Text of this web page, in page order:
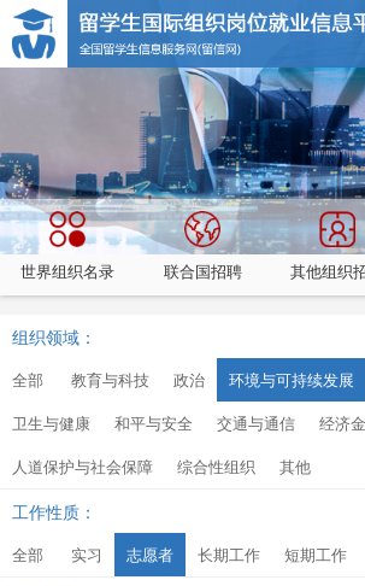
世界组织名录 联合国招聘 其他组织
组织领域：
全部 教育与科技 政治 环境与可持续发展
卫生与健康
和平与安全 交通与通信
经济
人道保护与社会保障
综合性组织 其他
工作性质：
全部 实习 志愿者 长期工作 短期工作